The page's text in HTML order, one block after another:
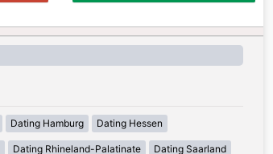
Dating Hamburg Dating Hessen
Dating Rhineland-Palatinate Dating Saarland